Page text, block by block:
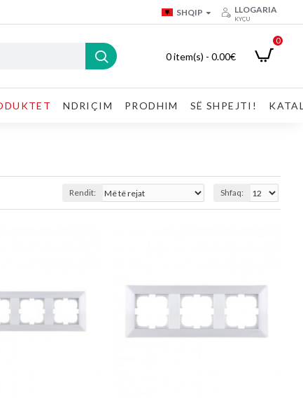
SHQIP LLOGARIA
KYÇU
0 item(s) - 0.00€
0
NDRIÇIM PRODHIM SË SHPEJTI!
Rendit: Shfaq: